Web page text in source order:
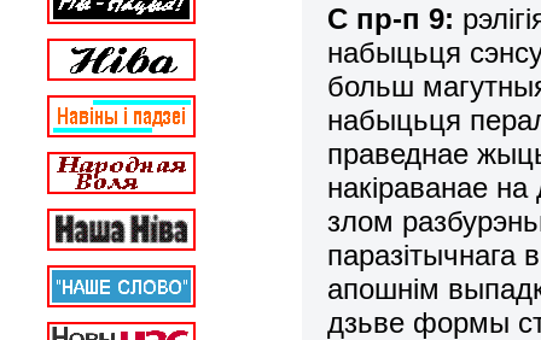
С пр-п 9:
набыцьця
больш
набыцьця
праведнае
накіраванае
злом
паразітычнага
апошнім
дзьве формы